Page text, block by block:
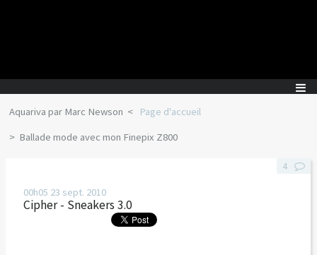
Aquariva par Marc Newson
Page d'accueil
Ballade mode avec mon Finepix Z800
00h05 23 sept. 2010
Cipher - Sneakers 3.0
4